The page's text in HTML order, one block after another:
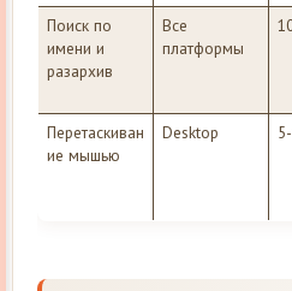
Поиск по
имени и
разархив
Все
платформы
Перетаскиван
ие мышью
Desktop